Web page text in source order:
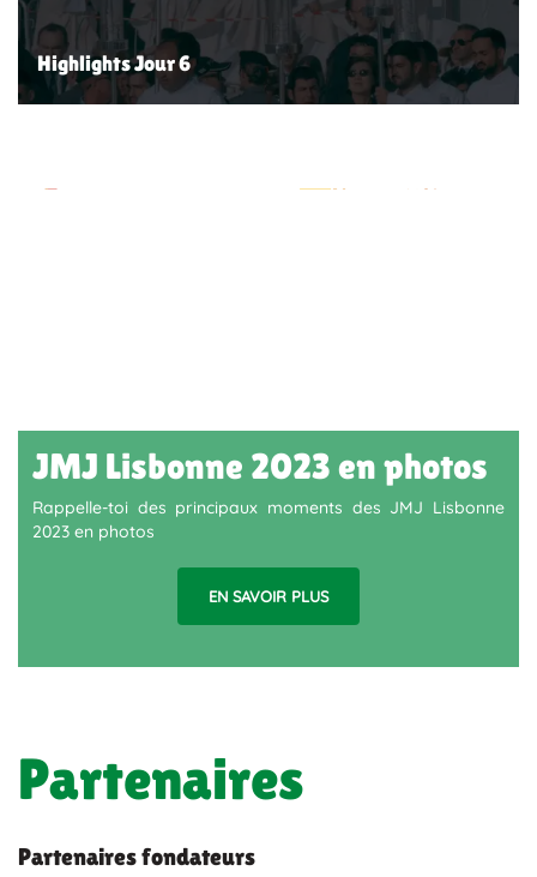
Highlights Jour 6
JMJ Lisbonne 2023 en photos
Rappelle-toi des principaux moments des JMJ Lisbonne
2023 en photos
EN SAVOIR PLUS
Partenaires
Partenaires fondateurs